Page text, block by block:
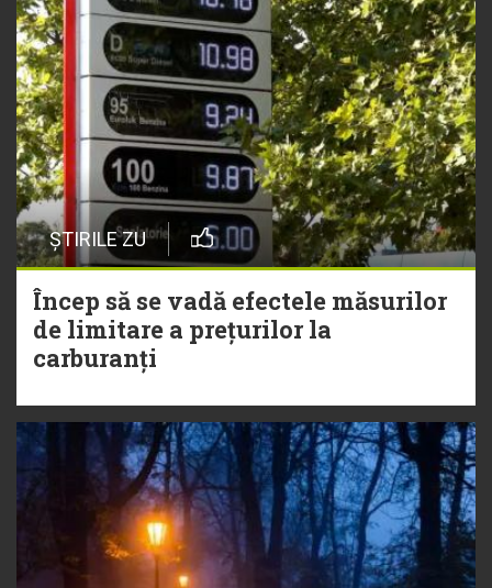
ȘTIRILE ZU
Încep să se vadă efectele măsurilor
de limitare a prețurilor la
carburanți